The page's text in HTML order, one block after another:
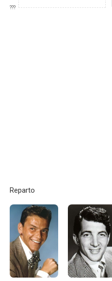
???
Reparto